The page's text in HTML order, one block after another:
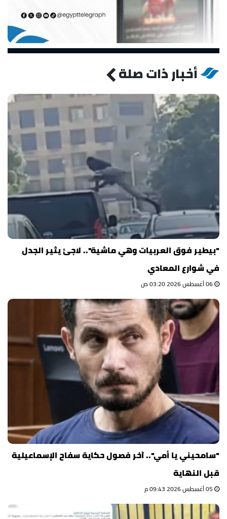
أخبار ذات صلة
"بيطير فوق العربيات وهي ماشية".. لاجئ يثير الجدل
في شوارع المعادي
"سامحيني يا أمي".. آخر فصول حكاية سفاح الإسماعيلية
قبل النهاية